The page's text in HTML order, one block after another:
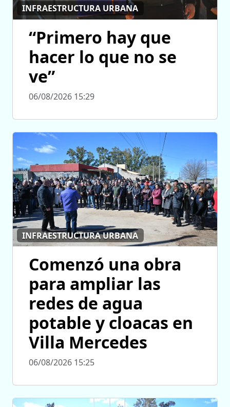
INFRAESTRUCTURA URBANA
“Primero hay que
hacer lo que no se
ve”
06/08/2026 15:29
INFRAESTRUCTURA URBANA
Comenzó una obra
para ampliar las
redes de agua
potable y cloacas en
Villa Mercedes
06/08/2026 15:25